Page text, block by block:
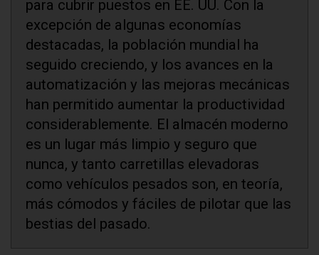
para cubrir puestos en EE. UU. Con la
excepción de algunas economías
destacadas, la población mundial ha
seguido creciendo, y los avances en la
automatización y las mejoras mecánicas
han permitido aumentar la productividad
considerablemente. El almacén moderno
es un lugar más limpio y seguro que
nunca, y tanto carretillas elevadoras
como vehículos pesados son, en teoría,
más cómodos y fáciles de pilotar que las
bestias del pasado.